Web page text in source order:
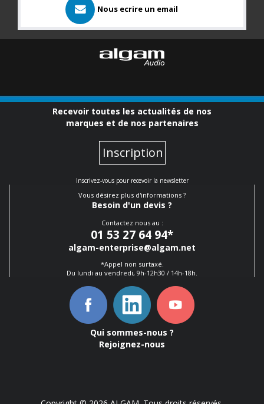
Nous ecrire un email
Recevoir toutes les actualités de nos
marques et de nos partenaires
Inscription
Inscrivez-vous pour recevoir la newsletter
Vous désirez plus d'informations ?
Besoin d'un devis ?
Contactez nous au :
01 53 27 64 94*
algam-enterprise@algam.net
*Appel non surtaxé.
Du lundi au vendredi, 9h-12h30 / 14h-18h.
Qui sommes-nous ?
Rejoignez-nous